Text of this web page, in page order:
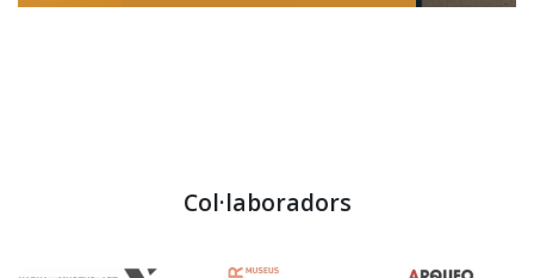
Col·laboradors